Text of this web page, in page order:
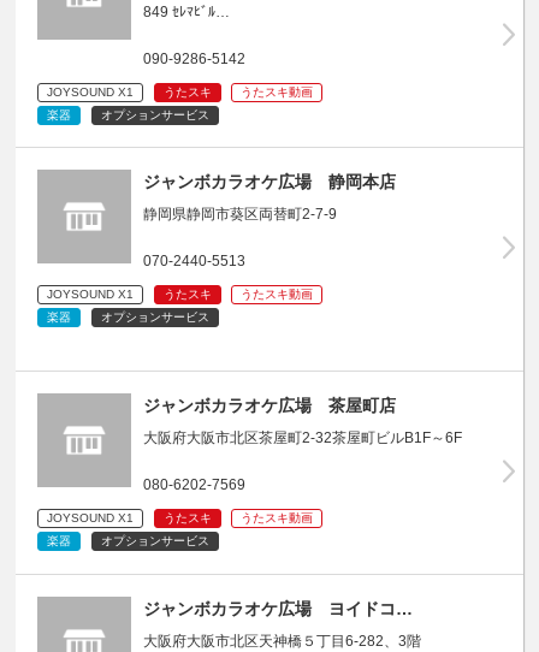
849 ｾﾚﾏﾋﾞﾙ…
090-9286-5142
JOYSOUND X1 うたスキ
うたスキ動画
楽器
オプションサービス
ジャンボカラオケ広場 静岡本店
静岡県静岡市葵区両替町2-7-9
070-2440-5513
JOYSOUND X1 うたスキ
うたスキ動画
楽器
オプションサービス
ジャンボカラオケ広場 茶屋町店
大阪府大阪市北区茶屋町2-32茶屋町ビルB1F～6F
080-6202-7569
JOYSOUND X1 うたスキ
うたスキ動画
楽器
オプションサービス
ジャンボカラオケ広場 ヨイドコ…
大阪府大阪市北区天神橋５丁目6-282、3階